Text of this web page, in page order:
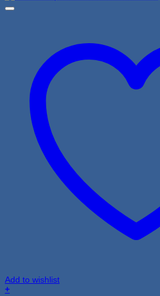
Add to wishlist
+